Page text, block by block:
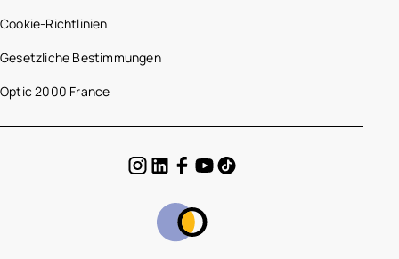
Cookie-Richtlinien
Gesetzliche Bestimmungen
Optic 2000 France